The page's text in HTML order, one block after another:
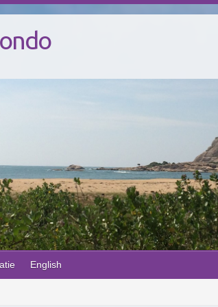
English